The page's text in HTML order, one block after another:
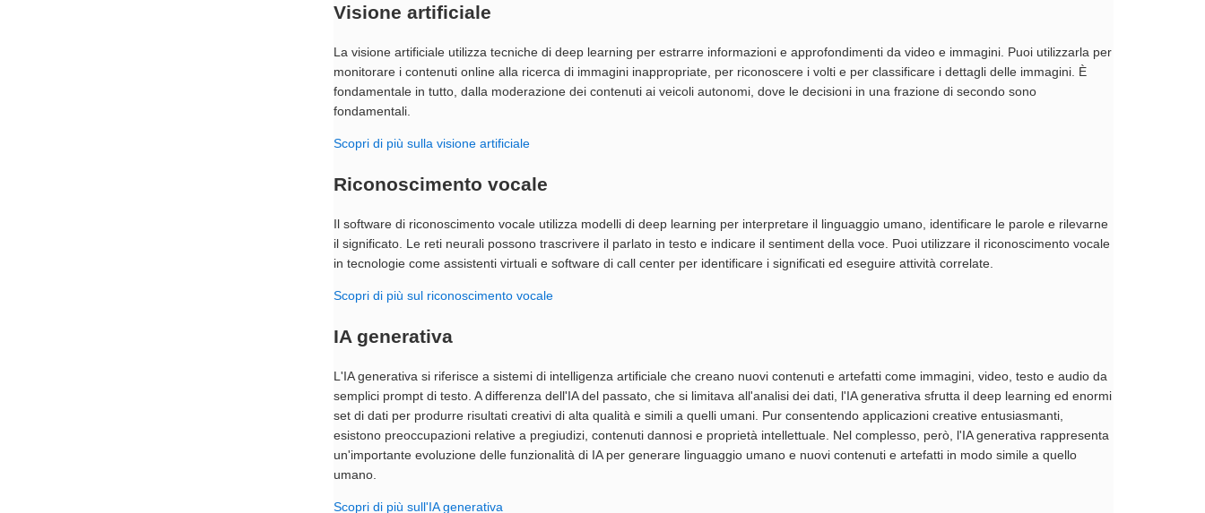
Visione artificiale
La visione artificiale utilizza tecniche di deep learning per estrarre informazioni e approfondimenti da video e immagini. Puoi utilizzarla per
monitorare i contenuti online alla ricerca di immagini inappropriate, per riconoscere i volti e per classificare i dettagli delle immagini. È
fondamentale in tutto, dalla moderazione dei contenuti ai veicoli autonomi, dove le decisioni in una frazione di secondo sono
fondamentali.
Scopri di più sulla visione artificiale
Riconoscimento vocale
Il software di riconoscimento vocale utilizza modelli di deep learning per interpretare il linguaggio umano, identificare le parole e rilevarne
il significato. Le reti neurali possono trascrivere il parlato in testo e indicare il sentiment della voce. Puoi utilizzare il riconoscimento vocale
in tecnologie come assistenti virtuali e software di call center per identificare i significati ed eseguire attività correlate.
Scopri di più sul riconoscimento vocale
IA generativa
L'IA generativa si riferisce a sistemi di intelligenza artificiale che creano nuovi contenuti e artefatti come immagini, video, testo e audio da
semplici prompt di testo. A differenza dell'IA del passato, che si limitava all'analisi dei dati, l'IA generativa sfrutta il deep learning ed enormi
set di dati per produrre risultati creativi di alta qualità e simili a quelli umani. Pur consentendo applicazioni creative entusiasmanti,
esistono preoccupazioni relative a pregiudizi, contenuti dannosi e proprietà intellettuale. Nel complesso, però, l'IA generativa rappresenta
un'importante evoluzione delle funzionalità di IA per generare linguaggio umano e nuovi contenuti e artefatti in modo simile a quello
umano.
Scopri di più sull'IA generativa